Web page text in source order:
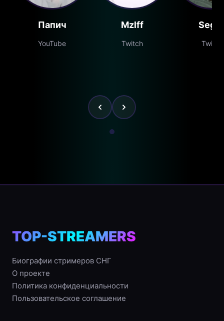
Папич
YouTube
Mzlff
Twitch Twitch
TOP-STREAMERS
Биографии стримеров СНГ
О проекте
Политика конфиденциальности
Пользовательское соглашение